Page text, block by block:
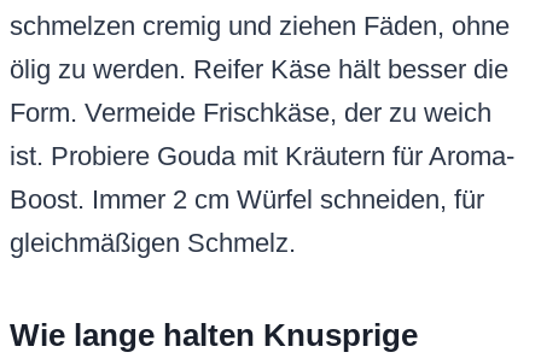
schmelzen cremig und ziehen Fäden, ohne
ölig zu werden. Reifer Käse hält besser die
Form. Vermeide Frischkäse, der zu weich
ist. Probiere Gouda mit Kräutern für Aroma-
Boost. Immer 2 cm Würfel schneiden, für
gleichmäßigen Schmelz.
Wie lange halten Knusprige